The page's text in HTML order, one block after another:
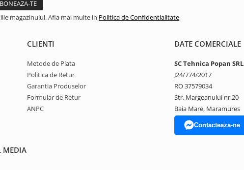
magazinului. Afla mai multe in Politica de Confidentialitate
CLIENTI
Metode de Plata
Politica de Retur
Garantia Produselor
Formular de Retur
ANPC
DATE COMERCIALE
SC Tehnica Popan SRL
J24/774/2017
RO 37579034
Str. Margeanului nr.20
Baia Mare, Maramures
Contacteaza-ne
MEDIA